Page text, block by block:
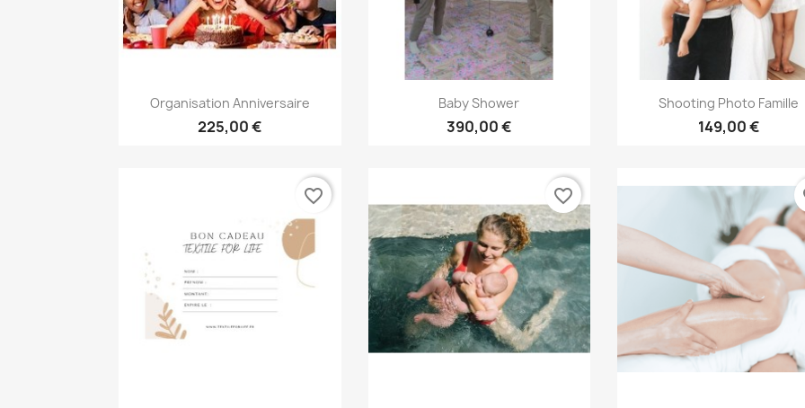
Aperçu rapide
Organisation Anniversaire
225,00 €
Aperçu rapide
Baby Shower
390,00 €
Aperçu rapide
Shooting Photo Famille
149,00 €
favorite_border favorite_border